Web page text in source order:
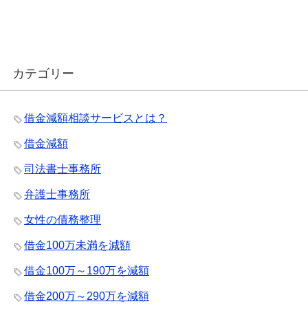
カテゴリー
借金減額相談サービスとは？
借金減額
司法書士事務所
弁護士事務所
女性の債務整理
借金100万未満を減額
借金100万～190万を減額
借金200万～290万を減額